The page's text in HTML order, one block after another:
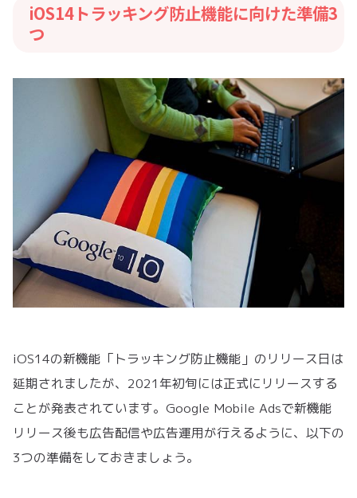
iOS14トラッキング防止機能に向けた準備3
つ
iOS14の新機能「トラッキング防止機能」のリリース日は
延期されましたが、2021年初旬には正式にリリースする
ことが発表されています。Google Mobile Adsで新機能
リリース後も広告配信や広告運用が行えるように、以下の
3つの準備をしておきましょう。